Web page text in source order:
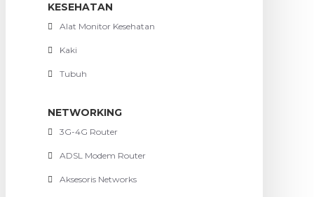
KESEHATAN
Alat Monitor Kesehatan
Kaki
Tubuh
NETWORKING
3G-4G Router
ADSL Modem Router
Aksesoris Networks